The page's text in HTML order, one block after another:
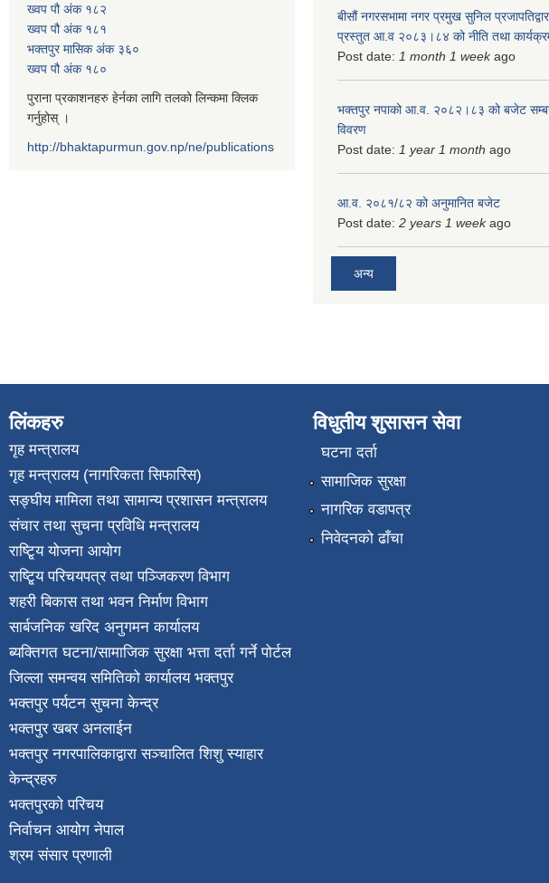
ख्वप पौ अंक १८२
ख्वप पौ अंक १८१
भक्तपुर मासिक अंक ३६०
ख्वप पौ अंक १८०
पुराना प्रकाशनहरु हेर्नका लागि तलको लिन्कमा क्लिक
गर्नुहोस् ।
http://bhaktapurmun.gov.np/ne/publications
बीसौं नगरसभामा नगर प्रमुख सुनिल
प्रस्तुत आ.व‍ २०८३।८४ को नीति तथा
Post date: 1 month 1 weekago
भक्तपुर नपाको आ.व. २०८२।८३ को बजेट
विवरण
Post date: 1 year 1 month ago
आ.व. २०८१/८२ को अनुमानित बजेट
Post date: 2 years 1 weekago
अन्य
लिंकहरु
गृह मन्त्रालय
गृह मन्त्रालय (नागरिकता सिफारिस)
सङ्घीय मामिला तथा सामान्य प्रशासन मन्त्रालय
संचार तथा सुचना प्रविधि मन्त्रालय
राष्टि्ृय योजना आयोग
राष्टि्ृय परिचयपत्र तथा पञ्जिकरण विभाग
शहरी बिकास तथा भवन निर्माण विभाग
सार्बजनिक खरिद अनुगमन कार्यालय
ब्यक्तिगत घटना/सामाजिक सुरक्षा भत्ता दर्ता गर्ने पोर्टल
जिल्ला समन्वय समितिको कार्यालय भक्तपुर
भक्तपुर पर्यटन सुचना केन्द्र
भक्तपुर खबर अनलाईन
भक्तपुर नगरपालिकाद्वारा सञ्चालित शिशु स्याहार
केन्द्रहरु
भक्तपुरकाे परिचय
निर्वाचन आयोग नेपाल
श्रम संसार प्रणाली
विधुतीय शुसासन सेवा
घटना दर्ता
सामाजिक सुरक्षा
नागरिक वडापत्र
निवेदनको ढाँचा